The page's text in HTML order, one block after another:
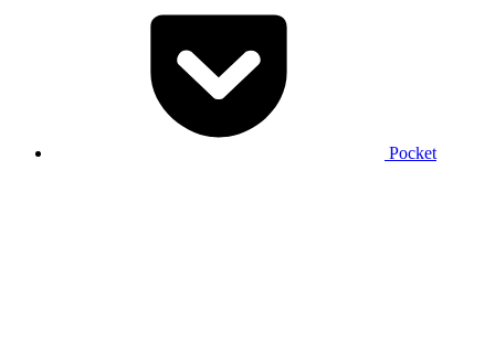
Pocket